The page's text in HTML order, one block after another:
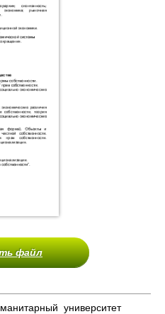
файл
университет